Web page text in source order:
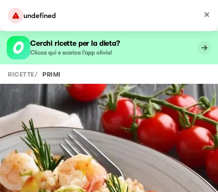
undefined
Cerchi ricette per la dieta?
Clicca qui e scarica l’app olivia!
RICETTE/ PRIMI